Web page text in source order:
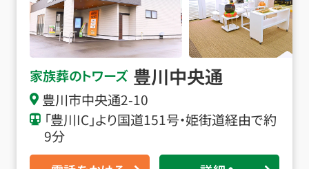
家族葬のトワーズ 豊川中央通
豊川市中央通2-10
「豊川IC」より国道151号・姫街道経由で約
9分